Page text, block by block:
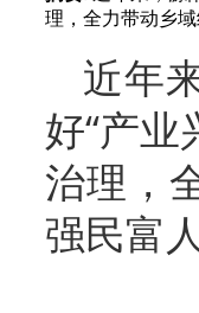
理，全力带动乡
近年
好“产
治理，
强民富